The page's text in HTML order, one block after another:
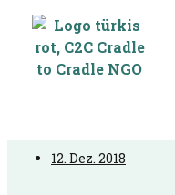
12. Dez. 2018